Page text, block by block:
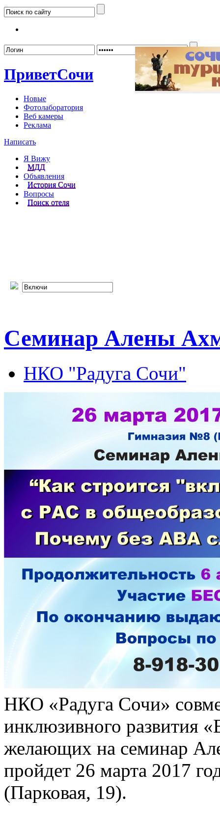
ПриветСочи
Новые
Фотолаборатория
Веб камеры
Реклама
Написать
Я Вижу
МДД
Объявления
История Сочи
Вопросы
Поиск отеля
Семинар Алены
НКО "Радуга Сочи"
НКО «Радуга Сочи»
инклюзивного развития
желающих на семинар
пройдет 26 марта 2017
(Парковая, 19).